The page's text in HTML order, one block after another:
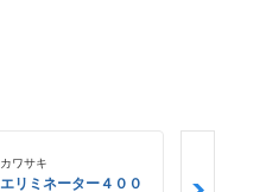
カワサキ
エリミネーター４００